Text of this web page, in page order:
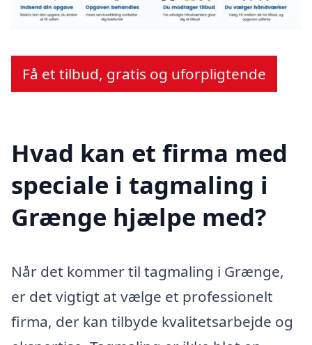
Få et tilbud, gratis og uforpligtende
Hvad kan et firma med
speciale i tagmaling i
Grænge hjælpe med?
Når det kommer til tagmaling i Grænge,
er det vigtigt at vælge et professionelt
firma, der kan tilbyde kvalitetsarbejde og